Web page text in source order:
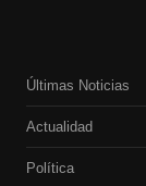
Últimas Noticias
Actualidad
Política